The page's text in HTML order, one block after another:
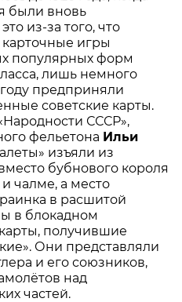
были вновь
из-за того, что
карточные игры
популярных форм
лишь немного
году предприняли
советские карты.
СССР»,
фельетона Ильи
изъяли из
бубнового короля
чалме, а место
в расшитой
в блокадном
получившие
Они представляли
и его союзников,
над
частей.